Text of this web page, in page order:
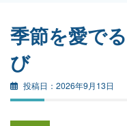
季節を愛で
び
2026年9月13日